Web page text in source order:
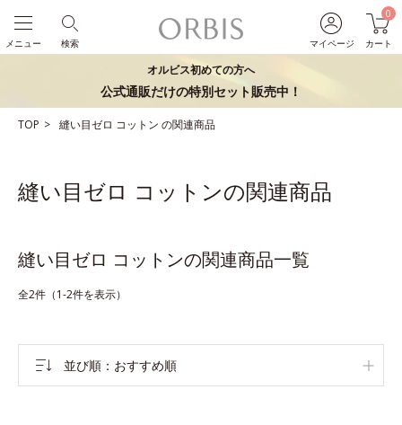
マイページ
0
カート
検索
メニュー
オルビス初めての方へ
公式通販だけの特別セット販売中！
TOP 縫い目ゼロ コットン の関連商品
縫い目ゼロ コットンの関連商品
縫い目ゼロ コットンの関連商品一覧
全2件（1-2件を表示）
並び順 おすすめ順